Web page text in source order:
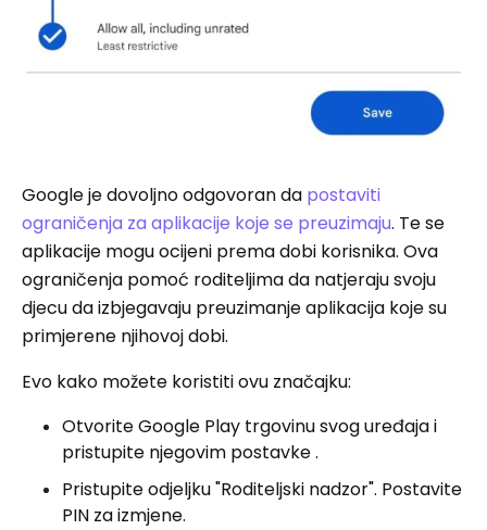
Google je dovoljno odgovoran da postaviti
ograničenja za aplikacije koje se preuzimaju. Te se
aplikacije mogu ocijeni prema dobi korisnika. Ova
ograničenja pomoć roditeljima da natjeraju svoju
djecu da izbjegavaju preuzimanje aplikacija koje su
primjerene njihovoj dobi.
Evo kako možete koristiti ovu značajku:
Otvorite Google Play trgovinu svog uređaja i
pristupite njegovim postavke .
Pristupite odjeljku "Roditeljski nadzor". Postavite
PIN za izmjene.